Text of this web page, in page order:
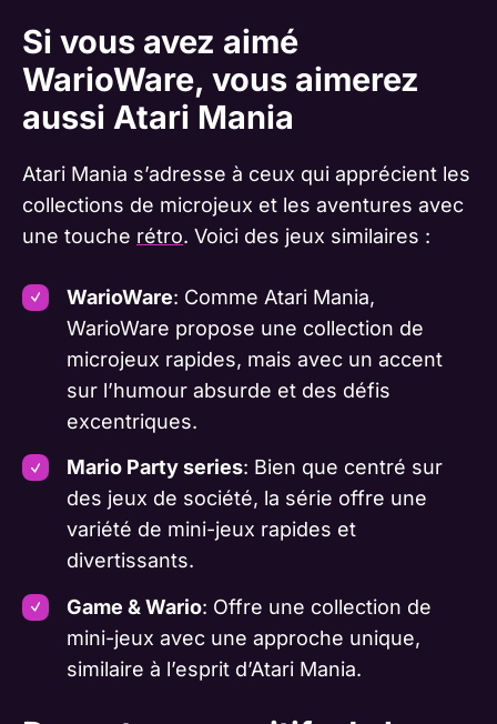
Si vous avez aimé
WarioWare, vous aimerez
aussi Atari Mania
Atari Mania s’adresse à ceux qui apprécient les
collections de microjeux et les aventures avec
une touche rétro. Voici des jeux similaires :
WarioWare: Comme Atari Mania,
WarioWare propose une collection de
microjeux rapides, mais avec un accent
sur l’humour absurde et des défis
excentriques.
Mario Party series: Bien que centré sur
des jeux de société, la série offre une
variété de mini-jeux rapides et
divertissants.
Game & Wario: Offre une collection de
mini-jeux avec une approche unique,
similaire à l’esprit d’Atari Mania.